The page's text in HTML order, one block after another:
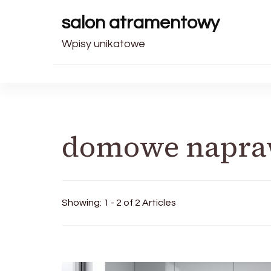
salon atramentowy
Wpisy unikatowe
domowe
Showing: 1 - 2 of 2 Articles